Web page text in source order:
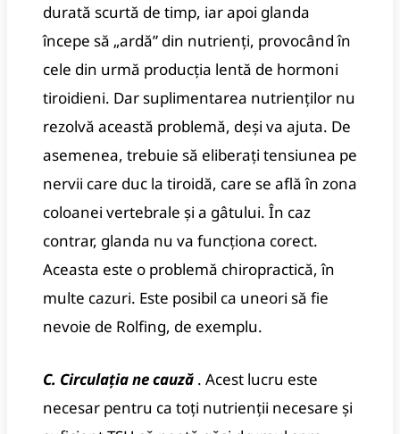
durată scurtă de timp, iar apoi glanda
începe să „ardă” din nutrienți, provocând în
cele din urmă producția lentă de hormoni
tiroidieni. Dar suplimentarea nutrienților nu
rezolvă această problemă, deși va ajuta. De
asemenea, trebuie să eliberați tensiunea pe
nervii care duc la tiroidă, care se află în zona
coloanei vertebrale și a gâtului. În caz
contrar, glanda nu va funcționa corect.
Aceasta este o problemă chiropractică, în
multe cazuri. Este posibil ca uneori să fie
nevoie de Rolfing, de exemplu.
C. Circulația ne cauză . Acest lucru este
necesar pentru ca toți nutrienții necesare și